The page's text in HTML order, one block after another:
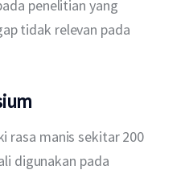
penelitian yang
tidak relevan pada
rasa manis sekitar 200
digunakan pada